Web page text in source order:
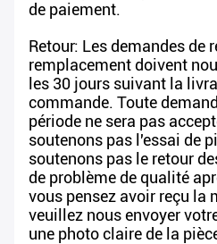
de paiement.
Retour: Les demandes de
remplacement doivent
les 30 jours suivant la
commande. Toute
période ne sera pas
soutenons pas l'essai de
soutenons pas le retour
de problème de qualité
vous pensez avoir reçu la
veuillez nous envoyer
une photo claire de la